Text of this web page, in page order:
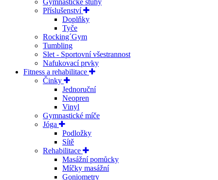
Gymnastické stuhy
Příslušenství
Doplňky
Tyče
Rocking´Gym
Tumbling
Slet - Sportovní všestrannost
Nafukovací prvky
Fitness a rehabilitace
Činky
Jednoruční
Neopren
Vinyl
Gymnastické míče
Jóga
Podložky
Sítě
Rehabilitace
Masážní pomůcky
Míčky masážní
Goniometry